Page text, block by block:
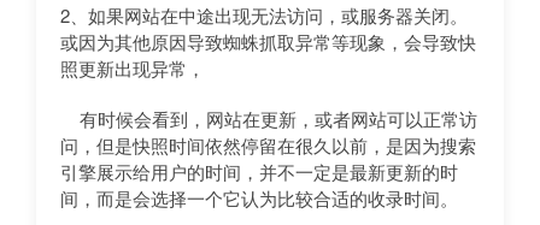
2、如果网站在中途出现无法访问，或服务器关闭。
或因为其他原因导致蜘蛛抓取异常等现象，会导致快
照更新出现异常，
有时候会看到，网站在更新，或者网站可以正常访
问，但是快照时间依然停留在很久以前，是因为搜索
引擎展示给用户的时间，并不一定是最新更新的时
间，而是会选择一个它认为比较合适的收录时间。